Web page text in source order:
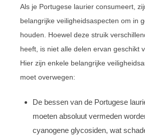
Als je Portugese laurier consumeert,
belangrijke veiligheidsaspecten om in
houden. Hoewel deze struik
heeft, is niet alle delen ervan geschikt
Hier zijn enkele belangrijke
moet overwegen:
De bessen van de Portugese
moeten absoluut vermeden
cyanogene glycosiden, wat